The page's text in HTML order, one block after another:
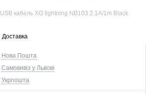
USB кабель XO lightning NB103 2.1A/1m Black
Доставка
Нова Пошта
Самовивіз у Львові
Укрпошта